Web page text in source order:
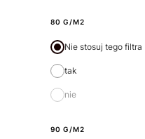
80 G/M2
Nie stosuj tego filtra
tak
nie
90 G/M2